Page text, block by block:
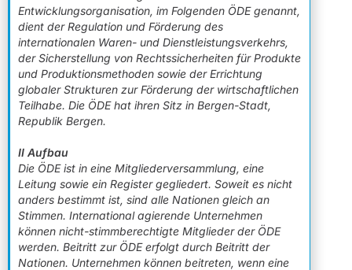
Entwicklungsorganisation, im Folgenden ÖDE genannt,
dient der Regulation und Förderung des
internationalen Waren- und Dienstleistungsverkehrs,
der Sicherstellung von Rechtssicherheiten für Produkte
und Produktionsmethoden sowie der Errichtung
globaler Strukturen zur Förderung der wirtschaftlichen
Teilhabe. Die ÖDE hat ihren Sitz in Bergen-Stadt,
Republik Bergen.
II Aufbau
Die ÖDE ist in eine Mitgliederversammlung, eine
Leitung sowie ein Register gegliedert. Soweit es nicht
anders bestimmt ist, sind alle Nationen gleich an
Stimmen. International agierende Unternehmen
können nicht-stimmberechtigte Mitglieder der ÖDE
werden. Beitritt zur ÖDE erfolgt durch Beitritt der
Nationen. Unternehmen können beitreten, wenn eine